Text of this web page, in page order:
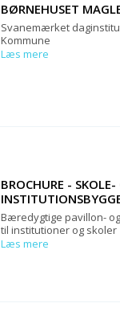
BØRNEHUSET
Svanemærket
Kommune
Læs mere
BROCHURE - SKOLE-
Bæredygtige pavillon-
til institutioner og skoler
Læs mere